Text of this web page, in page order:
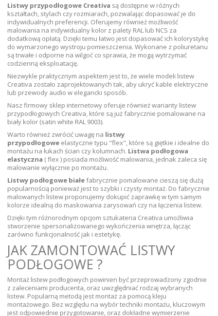
Listwy przypodłogowe Creativa są dostępne w różnych
kształtach, stylach czy rozmiarach, pozwalając dopasować je do
indywidualnych preferencji. Oferujemy również możliwość
malowania na indywidualny kolor z palety RAL lub NCS za
dodatkową opłatą. Dzięki temu łatwo jest dopasować ich kolorystykę
do wymarzonego wystroju pomieszczenia. Wykonane z poliuretanu
są trwałe i odporne na wilgoć co sprawia, że mogą wytrzymać
codzienną eksploatację.
Niezwykle praktycznym aspektem jest to, że wiele modeli listew
Creativa zostało zaprojektowanych tak, aby ukryć kable elektryczne
lub przewody audio w elegancki sposób.
Nasz firmowy sklep internetowy oferuje również warianty listew
przypodłogowych Creativa, które są już fabrycznie pomalowane na
biały kolor (satin white RAL 9003).
Warto również zwrócić uwagę na listwy
przypodłogowe elastyczne typu "flex", które są giętkie i idealne do
montażu na łukach ścian czy kolumnach. Listwa podłogowa
elastyczna ( flex ) posiada możliwość malowania, jednak zaleca się
malowanie wyłącznie po montażu.
Listwy podłogowe białefabrycznie pomalowane cieszą się dużą
popularnością ponieważ jest to szybki i czysty montaż. Do fabrycznie
malowanych listew proponujemy dokupić zaprawkę w tym samym
kolorze idealną do maskowania zarysowań czy na łączenia listew.
Dzięki tym różnorodnym opcjom sztukateria Creativa umożliwia
stworzenie spersonalizowanego wykończenia wnętrza, łącząc
zarówno funkcjonalność jak i estetykę.
JAK ZAMONTOWAĆ LISTWY
PODŁOGOWE ?
Montaż listew podłogowych powinien być przeprowadzony zgodnie
z zaleceniami producenta, oraz uwzględniać rodzaj wybranych
listew. Popularną metodą jest montaż za pomocą kleju
montażowego. Bez względu na wybór techniki montażu, kluczowym
jest odpowiednie przygotowanie, oraz dokładne wymierzenie